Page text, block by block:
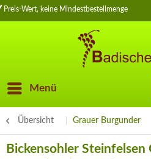
Preis-Wert, keine Mindestbestellmenge
Menü
Übersicht Grauer Burgunder
Bickensohler